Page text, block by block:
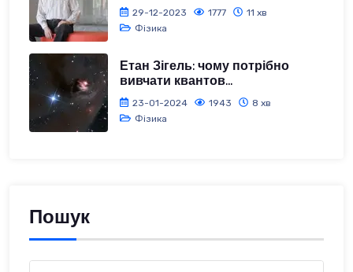
29-12-2023 1777
11 хв
Фізика
Етан Зігель: чому потрібно
вивчати квантов...
23-01-2024 1943
8 хв
Фізика
Пошук